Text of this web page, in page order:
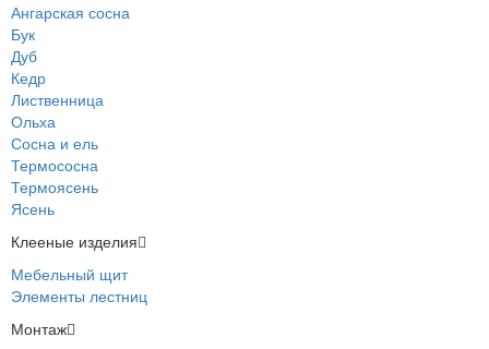
Ангарская сосна
Бук
Дуб
Кедр
Лиственница
Ольха
Сосна и ель
Термососна
Термоясень
Ясень
Клееные изделия
Мебельный щит
Элементы лестниц
Монтаж